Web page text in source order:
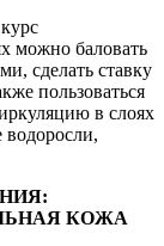
можно баловать
сделать ставку
пользоваться
в слоях
КОЖА